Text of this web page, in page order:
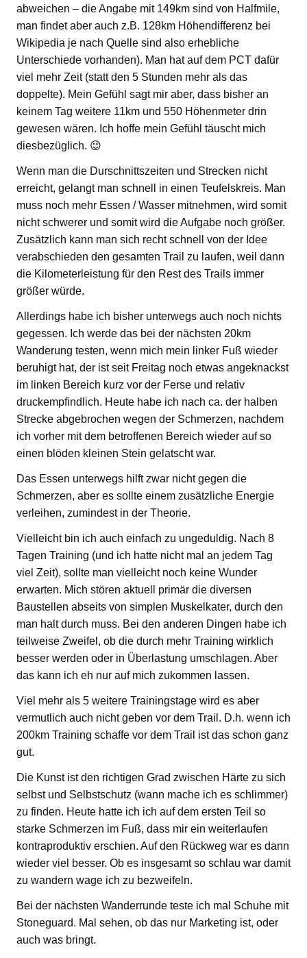
abweichen – die Angabe mit 149km sind von Halfmile,
man findet aber auch z.B. 128km Höhendifferenz bei
Wikipedia je nach Quelle sind also erhebliche
Unterschiede vorhanden). Man hat auf dem PCT dafür
viel mehr Zeit (statt den 5 Stunden mehr als das
doppelte). Mein Gefühl sagt mir aber, dass bisher an
keinem Tag weitere 11km und 550 Höhenmeter drin
gewesen wären. Ich hoffe mein Gefühl täuscht mich
diesbezüglich. 😉
Wenn man die Durschnittszeiten und Strecken nicht
erreicht, gelangt man schnell in einen Teufelskreis. Man
muss noch mehr Essen / Wasser mitnehmen, wird somit
nicht schwerer und somit wird die Aufgabe noch größer.
Zusätzlich kann man sich recht schnell von der Idee
verabschieden den gesamten Trail zu laufen, weil dann
die Kilometerleistung für den Rest des Trails immer
größer würde.
Allerdings habe ich bisher unterwegs auch noch nichts
gegessen. Ich werde das bei der nächsten 20km
Wanderung testen, wenn mich mein linker Fuß wieder
beruhigt hat, der ist seit Freitag noch etwas angeknackst
im linken Bereich kurz vor der Ferse und relativ
druckempfindlich. Heute habe ich nach ca. der halben
Strecke abgebrochen wegen der Schmerzen, nachdem
ich vorher mit dem betroffenen Bereich wieder auf so
einen blöden kleinen Stein gelatscht war.
Das Essen unterwegs hilft zwar nicht gegen die
Schmerzen, aber es sollte einem zusätzliche Energie
verleihen, zumindest in der Theorie.
Vielleicht bin ich auch einfach zu ungeduldig. Nach 8
Tagen Training (und ich hatte nicht mal an jedem Tag
viel Zeit), sollte man vielleicht noch keine Wunder
erwarten. Mich stören aktuell primär die diversen
Baustellen abseits von simplen Muskelkater, durch den
man halt durch muss. Bei den anderen Dingen habe ich
teilweise Zweifel, ob die durch mehr Training wirklich
besser werden oder in Überlastung umschlagen. Aber
das kann ich eh nur auf mich zukommen lassen.
Viel mehr als 5 weitere Trainingstage wird es aber
vermutlich auch nicht geben vor dem Trail. D.h. wenn ich
200km Training schaffe vor dem Trail ist das schon ganz
gut.
Die Kunst ist den richtigen Grad zwischen Härte zu sich
selbst und Selbstschutz (wann mache ich es schlimmer)
zu finden. Heute hatte ich ich auf dem ersten Teil so
starke Schmerzen im Fuß, dass mir ein weiterlaufen
kontraproduktiv erschien. Auf den Rückweg war es dann
wieder viel besser. Ob es insgesamt so schlau war damit
zu wandern wage ich zu bezweifeln.
Bei der nächsten Wanderrunde teste ich mal Schuhe mit
Stoneguard. Mal sehen, ob das nur Marketing ist, oder
auch was bringt.